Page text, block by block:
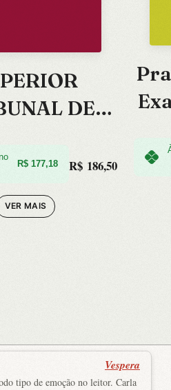
DE
22
R$ 177,18 R$ 186,50
VER MAIS
Vespera
tipo de emoção no leitor. Carla